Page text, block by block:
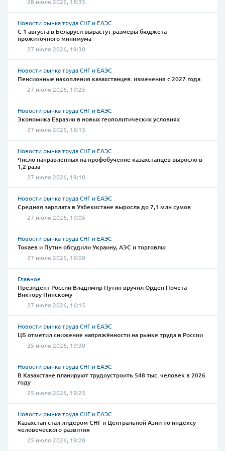
Новости рынка труда СНГ и ЕАЭС
С 1 августа в Беларуси вырастут размеры бюджета
прожиточного минимума
27 июля 2026, 19:30
Новости рынка труда СНГ и ЕАЭС
Пенсионные накопления казахстанцев: изменения с 2027 года
27 июля 2026, 19:25
Новости рынка труда СНГ и ЕАЭС
Экономика Евразии в новых геополитических условиях
27 июля 2026, 19:15
Новости рынка труда СНГ и ЕАЭС
Число направленных на профобучение казахстанцев выросло в
1,2 раза
27 июля 2026, 19:10
Новости рынка труда СНГ и ЕАЭС
Средняя зарплата в Узбекистане выросла до 7,1 млн сумов
27 июля 2026, 19:05
Новости рынка труда СНГ и ЕАЭС
Токаев и Путин обсудили Украину, АЭС и торговлю
27 июля 2026, 19:00
Главное
Президент России Владимир Путин вручил Орден Почета
Виктору Пинскому
27 июля 2026, 16:15
Новости рынка труда СНГ и ЕАЭС
ЦБ отметил снижение напряжённости на рынке труда в России
25 июля 2026, 19:30
Новости рынка труда СНГ и ЕАЭС
В Казахстане планируют трудоустроить 548 тыс. человек в 2026
году
25 июля 2026, 19:25
Новости рынка труда СНГ и ЕАЭС
Казахстан стал лидером СНГ и Центральной Азии по индексу
человеческого развития
25 июля 2026, 19:20